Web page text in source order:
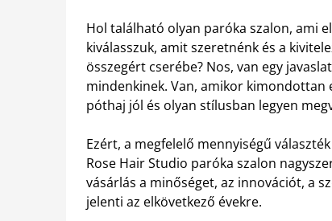
Hol található olyan paróka szalon, ami
kiválasszuk, amit szeretnénk és a
összegért cserébe? Nos, van egy
mindenkinek. Van, amikor
póthaj jól és olyan stílusban legyen
Ezért, a megfelelő mennyiségű
Rose Hair Studio paróka szalon
vásárlás a minőséget, az innovációt, a
jelenti az elkövetkező évekre.